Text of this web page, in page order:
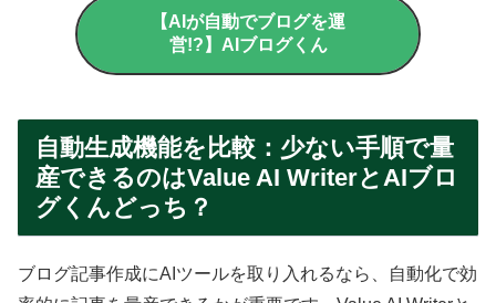
【AIが自動でブログを運
営!?】AIブログくん
自動生成機能を比較：少ない手順で量
産できるのはValue AI WriterとAIブロ
グくんどっち？
ブログ記事作成にAIツールを取り入れるなら、自動化で効